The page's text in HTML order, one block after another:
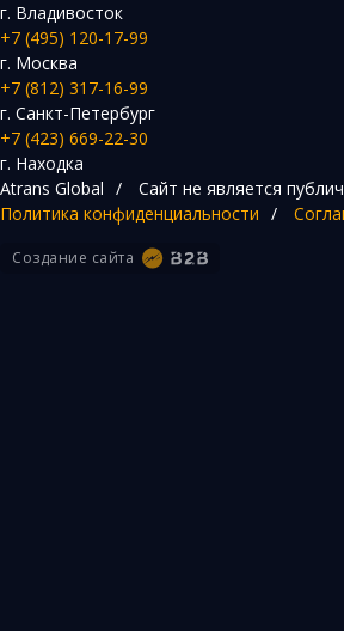
г. Владивосток
+7 (495) 120-17-99
г. Москва
+7 (812) 317-16-99
г. Санкт-Петербург
+7 (423) 669-22-30
г. Находка
Atrans Global / Сайт не является
Политика конфиденциальности /
Создание сайта